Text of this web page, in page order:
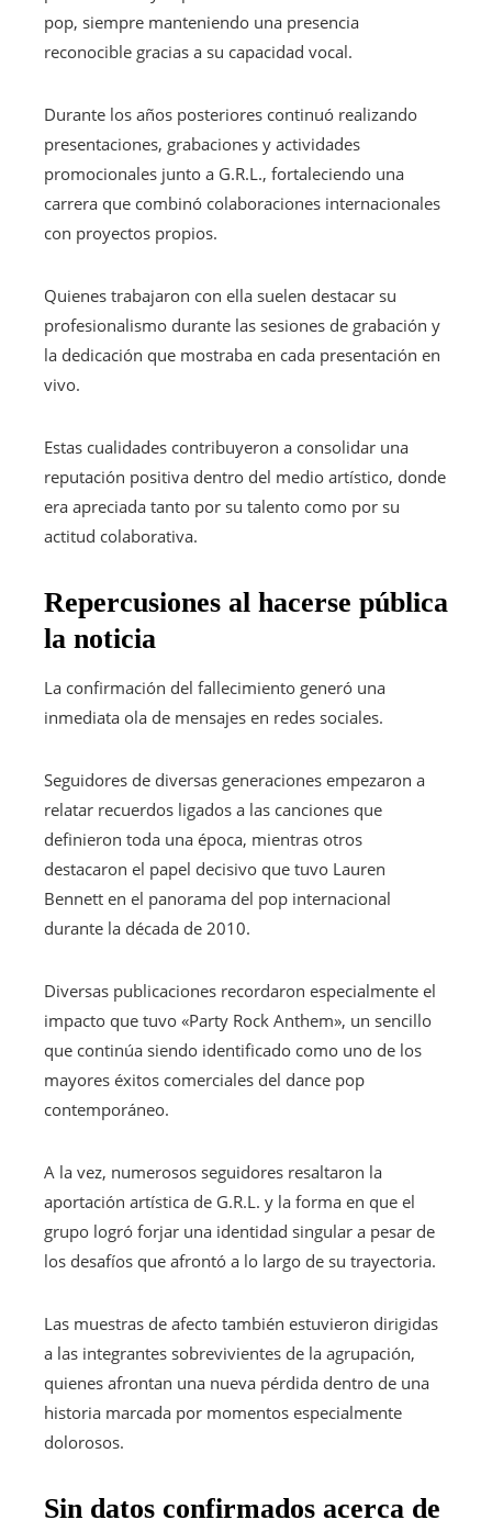
pop, siempre manteniendo una presencia
reconocible gracias a su capacidad vocal.
Durante los años posteriores continuó realizando
presentaciones, grabaciones y actividades
promocionales junto a G.R.L., fortaleciendo una
carrera que combinó colaboraciones internacionales
con proyectos propios.
Quienes trabajaron con ella suelen destacar su
profesionalismo durante las sesiones de grabación y
la dedicación que mostraba en cada presentación en
vivo.
Estas cualidades contribuyeron a consolidar una
reputación positiva dentro del medio artístico, donde
era apreciada tanto por su talento como por su
actitud colaborativa.
Repercusiones al hacerse pública
la noticia
La confirmación del fallecimiento generó una
inmediata ola de mensajes en redes sociales.
Seguidores de diversas generaciones empezaron a
relatar recuerdos ligados a las canciones que
definieron toda una época, mientras otros
destacaron el papel decisivo que tuvo Lauren
Bennett en el panorama del pop internacional
durante la década de 2010.
Diversas publicaciones recordaron especialmente el
impacto que tuvo «Party Rock Anthem», un sencillo
que continúa siendo identificado como uno de los
mayores éxitos comerciales del dance pop
contemporáneo.
A la vez, numerosos seguidores resaltaron la
aportación artística de G.R.L. y la forma en que el
grupo logró forjar una identidad singular a pesar de
los desafíos que afrontó a lo largo de su trayectoria.
Las muestras de afecto también estuvieron dirigidas
a las integrantes sobrevivientes de la agrupación,
quienes afrontan una nueva pérdida dentro de una
historia marcada por momentos especialmente
dolorosos.
Sin datos confirmados acerca de